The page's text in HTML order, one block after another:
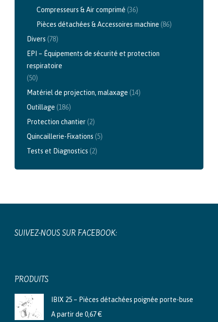
Compresseurs & Air comprimé (36)
Pièces détachées & Accessoires machine (86)
Divers (78)
EPI – Équipements de sécurité et protection
respiratoire
(50)
Matériel de projection, malaxage (14)
Outillage (186)
Protection chantier(2)
Quincaillerie-Fixations (5)
Tests et Diagnostics (2)
SUIVEZ-NOUS SUR FACEBOOK:
PRODUITS
IBIX 25 – Pièces détachées poignée porte-buse
A partir de 0,67€